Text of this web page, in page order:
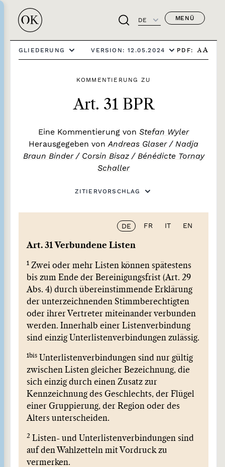
DE MENÜ
GLIEDERUNG VERSION: 12.05.2024 PDF: A A
KOMMENTIERUNG ZU
Art. 31 BPR
Eine Kommentierung von Stefan Wyler
Herausgegeben vonAndreas Glaser/ Nadja
Braun Binder/ Corsin Bisaz/ Bénédicte Tornay
Schaller
ZITIERVORSCHLAG
DE FR IT EN
Art. 31 Verbundene Listen
1 Zwei oder mehr Listen können spätestens
bis zum Ende der Bereinigungsfrist (Art. 29
Abs. 4) durch übereinstimmende Erklärung
der unterzeichnenden Stimmberechtigten
oder ihrer Vertreter miteinander verbunden
werden. Innerhalb einer Listenverbindung
sind einzig Unterlistenverbindungen zulässig.
1bis Unterlistenverbindungen sind nur gültig
zwischen Listen gleicher Bezeichnung, die
sich einzig durch einen Zusatz zur
Kennzeichnung des Geschlechts, der Flügel
einer Gruppierung, der Region oder des
Alters unterscheiden.
2
Listen- und Unterlistenverbindungen sind
auf den Wahlzetteln mit Vordruck zu
vermerken.